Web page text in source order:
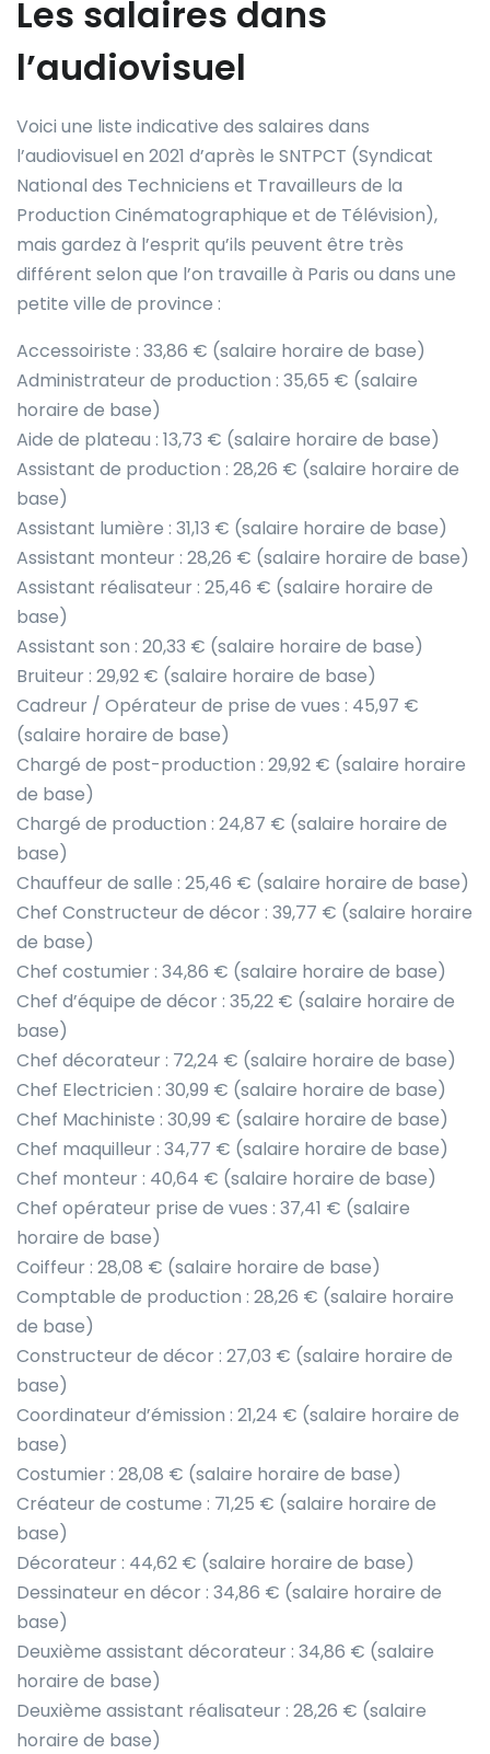
Les salaires dans
l’audiovisuel
Voici une liste indicative des salaires dans
l’audiovisuel en 2021 d’après le SNTPCT (Syndicat
National des Techniciens et Travailleurs de la
Production Cinématographique et de Télévision),
mais gardez à l’esprit qu’ils peuvent être très
différent selon que l’on travaille à Paris ou dans une
petite ville de province :
Accessoiriste : 33,86 € (salaire horaire de base)
Administrateur de production : 35,65 € (salaire
horaire de base)
Aide de plateau : 13,73 € (salaire horaire de base)
Assistant de production : 28,26 € (salaire horaire de
base)
Assistant lumière : 31,13 € (salaire horaire de base)
Assistant monteur : 28,26 € (salaire horaire de base)
Assistant réalisateur : 25,46 € (salaire horaire de
base)
Assistant son : 20,33 € (salaire horaire de base)
Bruiteur : 29,92 € (salaire horaire de base)
Cadreur / Opérateur de prise de vues : 45,97 €
(salaire horaire de base)
Chargé de post-production : 29,92 € (salaire horaire
de base)
Chargé de production : 24,87 € (salaire horaire de
base)
Chauffeur de salle : 25,46 € (salaire horaire de base)
Chef Constructeur de décor : 39,77 € (salaire horaire
de base)
Chef costumier : 34,86 € (salaire horaire de base)
Chef d’équipe de décor : 35,22 € (salaire horaire de
base)
Chef décorateur : 72,24 € (salaire horaire de base)
Chef Electricien : 30,99 € (salaire horaire de base)
Chef Machiniste : 30,99 € (salaire horaire de base)
Chef maquilleur : 34,77 € (salaire horaire de base)
Chef monteur : 40,64 € (salaire horaire de base)
Chef opérateur prise de vues : 37,41 € (salaire
horaire de base)
Coiffeur : 28,08 € (salaire horaire de base)
Comptable de production : 28,26 € (salaire horaire
de base)
Constructeur de décor : 27,03 € (salaire horaire de
base)
Coordinateur d’émission : 21,24 € (salaire horaire de
base)
Costumier : 28,08 € (salaire horaire de base)
Créateur de costume : 71,25 € (salaire horaire de
base)
Décorateur : 44,62 € (salaire horaire de base)
Dessinateur en décor : 34,86 € (salaire horaire de
base)
Deuxième assistant décorateur : 34,86 € (salaire
horaire de base)
Deuxième assistant réalisateur : 28,26 € (salaire
horaire de base)